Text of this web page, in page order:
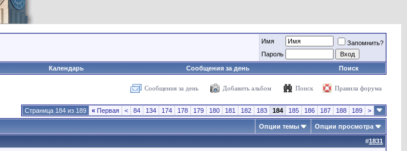
Имя
Запомнить?
Пароль
Календарь Сообщения за день Поиск
Сообщения за день Добавить альбом Поиск Правила форума
Страница 184 из 189 « Первая < 84 134 174 178 179 180 181 182 183 184 185 186 187 188 189 >
Опции темы Опции просмотра
#1831